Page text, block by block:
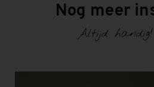
Nog meer
Altijd